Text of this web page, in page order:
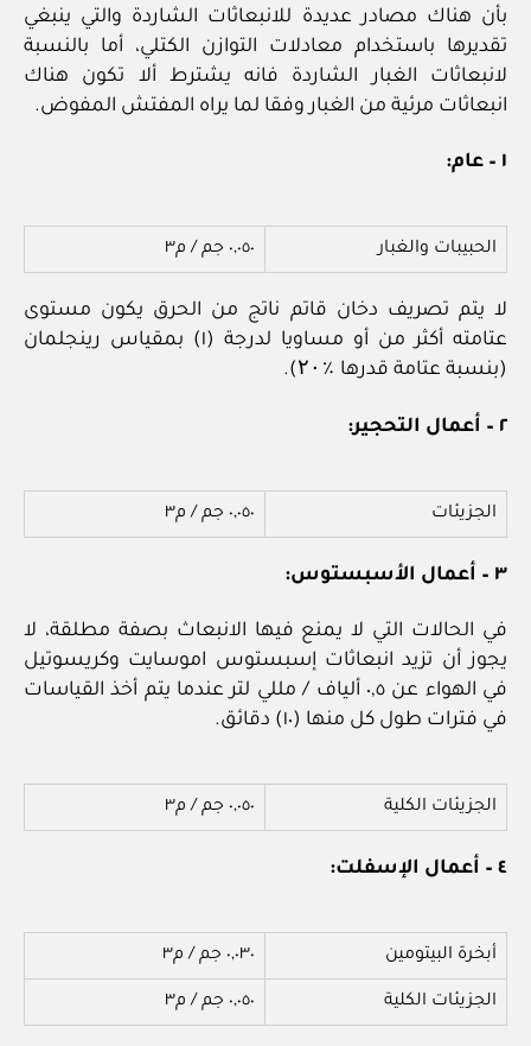
بأن هناك مصادر عديدة للانبعاثات الشاردة والتي ينبغي
تقديرها باستخدام معادلات التوازن الكتلي، أما بالنسبة
لانبعاثات الغبار الشاردة فانه يشترط ألا تكون هناك
انبعاثات مرئية من الغبار وفقا لما يراه المفتش المفوض.
١ – عام:
الحبيبات والغبار ٠,٠٥٠ جم / م٣
لا يتم تصريف دخان قاتم ناتج من الحرق يكون مستوى
عتامته أكثر من أو مساويا لدرجة (١) بمقياس رينجلمان
(بنسبة عتامة قدرها ٪۲۰).
٢ – أعمال التحجير:
الجزيئات ٠,٠٥٠ جم / م٣
٣ – أعمال الأسبستوس:
في الحالات التي لا يمنع فيها الانبعاث بصفة مطلقة، لا
يجوز أن تزيد انبعاثات إسبستوس اموسايت وكريسوتيل
في الهواء عن ٠,٥ ألياف / مللي لتر عندما يتم أخذ القياسات
في فترات طول كل منها (١٠) دقائق.
الجزيئات الكلية ٠,٠٥٠ جم / م٣
٤ – أعمال الإسفلت:
أبخرة البيتومين ٠,٠٣٠ جم / م٣
الجزيئات الكلية ٠,٠٥٠ جم / م٣